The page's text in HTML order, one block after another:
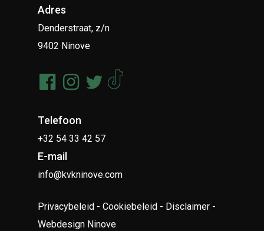
Adres
Denderstraat, z/n
9402 Ninove
Telefoon
+32 54 33 42 57
E-mail
info@kvkninove.com
Privacybeleid -Cookiebeleid - Disclaimer -
Webdesign Ninove